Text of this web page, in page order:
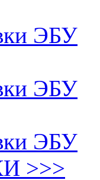
ЭБУ
ЭБУ
ЭБУ
>>>